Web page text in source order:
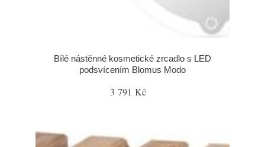
Bílé nástěnné kosmetické zrcadlo s LED
podsvícením Blomus Modo
3 791 Kč